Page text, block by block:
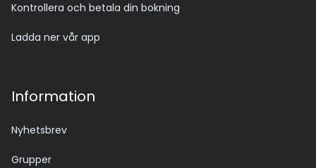
Kontrollera och betala din bokning
Ladda ner vår app
Information
Nyhetsbrev
Grupper